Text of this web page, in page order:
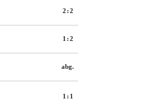
2:2
1:2
abg.
1:1